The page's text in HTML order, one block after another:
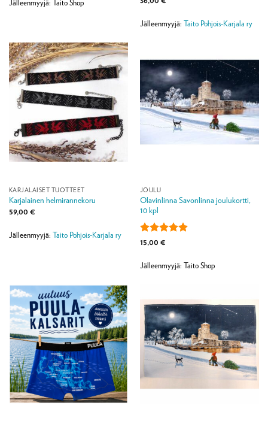
Jälleenmyyjä: Taito Shop
/ 5
Jälleenmyyjä: Taito Pohjois-Karjala ry
KARJALAISET TUOTTEET
Karjalainen helmirannekoru
59,00 €
Jälleenmyyjä: Taito Pohjois-Karjala ry
JOULU
Olavinlinna Savonlinna joulukortti,
10 kpl
Arvostelu
/ 5
15,00 €
Jälleenmyyjä: Taito Shop